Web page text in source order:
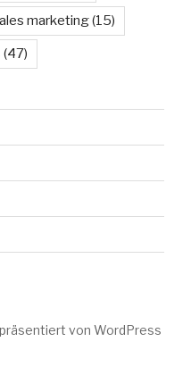
marketing(15)
(47)
von WordPress